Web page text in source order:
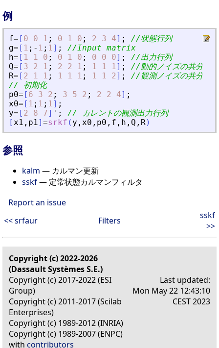
例
f= [ 0 0 1 ; 0 1 0 ; 2 3 4] ;
//状態行列
g= [ 1 ; - 1 ; 1] ;
//Input matrix
h= [ 1 1 0 ; 0 1 0 ; 0 0 0] ;
//出力行列
Q= [ 3 2 1 ; 2 2 1 ; 1 1 1] ;
//動的ノイズの共分散
R= [ 2 1 1 ; 1 1 1 ; 1 1 2] ;
//観測ノイズの共分散
// 初期化
p0= [ 6 3 2 ; 3 5 2 ; 2 2 4] ;
x0= [ 1 ; 1 ; 1] ;
y= [ 2 8 7] ' ;
// カレントの観測出力行列
[x1 , p1] =srkf ( y , x0 , p0 , f , h , Q , R)
参照
kalm — カルマン更新
sskf— 定常状態カルマンフィルタ
Report an issue
<< srfaur
Filters
sskf
>>
Copyright (c) 2022-2026
(Dassault Systèmes S.E.)
Copyright (c) 2017-2022 (ESI
Group)
Copyright (c) 2011-2017 (Scilab
Enterprises)
Copyright (c) 1989-2012 (INRIA)
Copyright (c) 1989-2007 (ENPC)
with contributors
Last updated:
Mon May 22 12:43:10
CEST 2023